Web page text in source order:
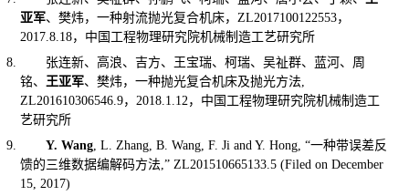
亚军、樊炜，一种射流抛光复合机床，ZL2017100122553，
2017.8.18，中国工程物理研究院机械制造工艺研究所
张连新、高浪、吉方、王宝瑞、柯瑞、吴祉群、蓝河、周
铭、王亚军、樊炜，一种抛光复合机床及抛光方法,
ZL201610306546.9，2018.1.12，中国工程物理研究院机械制造工
艺研究所
Y. Wang, L. Zhang, B. Wang, F. Ji and Y. Hong, “一种带误差反
馈的三维数据编解码方法,” ZL201510665133.5 (Filed on December
15, 2017)